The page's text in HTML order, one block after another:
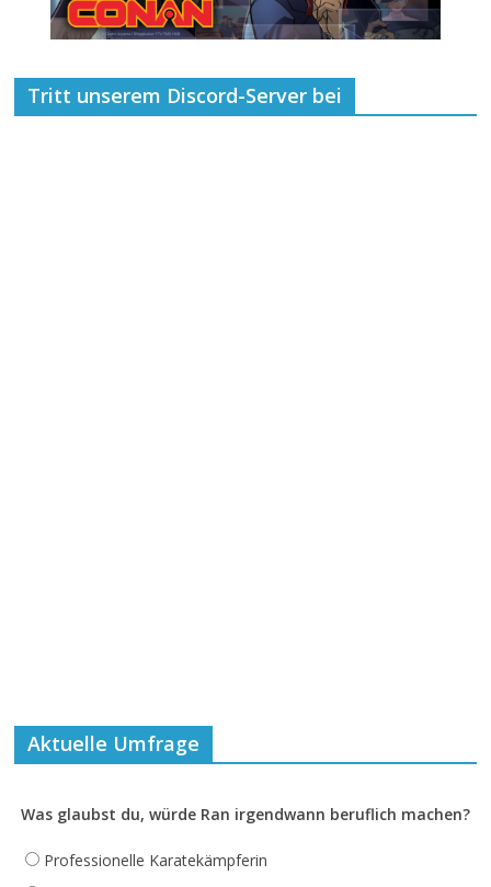
Tritt unserem Discord-Server bei
Aktuelle Umfrage
Was glaubst du, würde Ran irgendwann beruflich machen?
Professionelle Karatekämpferin